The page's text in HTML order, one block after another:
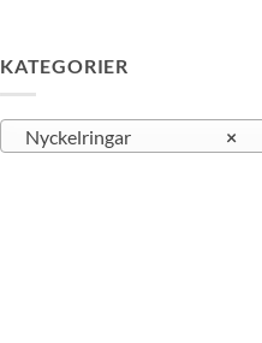
KATEGORIER
×
Nyckelringar